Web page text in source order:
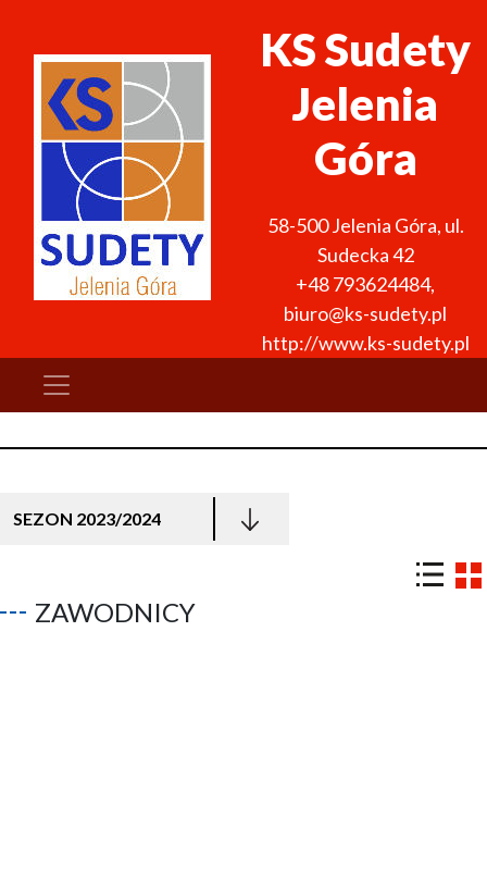
KS Sudety
Jelenia
Góra
58-500 Jelenia Góra, ul.
Sudecka 42
+48 793624484,
biuro@ks-sudety.pl
http://www.ks-sudety.pl
SEZON 2023/2024
ZAWODNICY